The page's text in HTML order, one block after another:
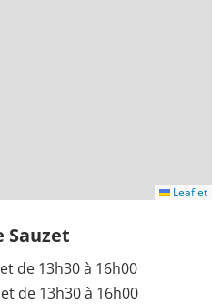
Leaflet
Sauzet
de 13h30 à 16h00
de 13h30 à 16h00